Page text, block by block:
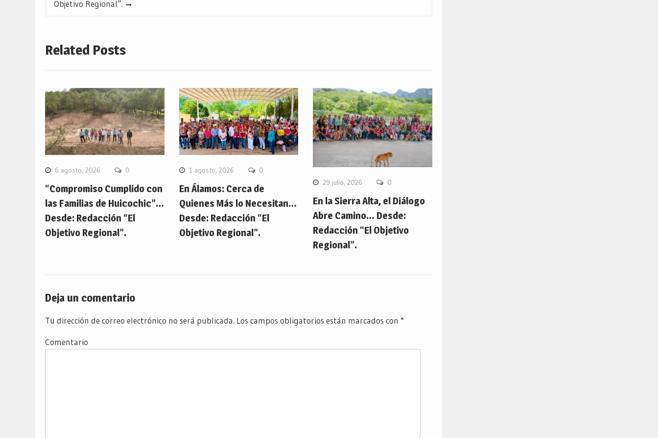
Objetivo Regional”.
Related Posts
6 agosto, 2026 0
“Compromiso Cumplido con
las Familias de Huicochic”…
Desde: Redacción “El
Objetivo Regional”.
1 agosto, 2026 0
En Álamos: Cerca de
Quienes Más lo Necesitan…
Desde: Redacción “El
Objetivo Regional”.
29 julio, 2026 0
En la Sierra Alta, el Diálogo
Abre Camino… Desde:
Redacción “El Objetivo
Regional”.
Deja un comentario
Tu dirección de correo electrónico no será publicada. Los campos obligatorios están marcados con *
Comentario